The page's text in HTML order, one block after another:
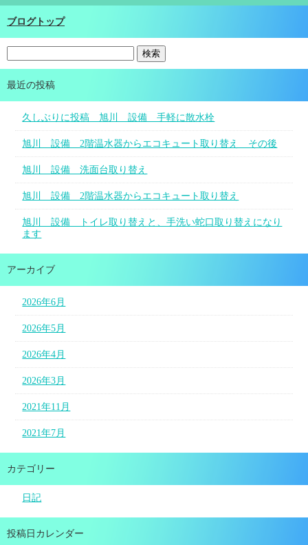
ブログトップ
最近の投稿
久しぶりに投稿 旭川 設備 手軽に散水栓
旭川 設備 2階温水器からエコキュート取り替え その後
旭川 設備 洗面台取り替え
旭川 設備 2階温水器からエコキュート取り替え
旭川 設備 トイレ取り替えと、手洗い蛇口取り替えになり
ます
アーカイブ
2026年6月
2026年5月
2026年4月
2026年3月
2021年11月
2021年7月
カテゴリー
日記
投稿日カレンダー